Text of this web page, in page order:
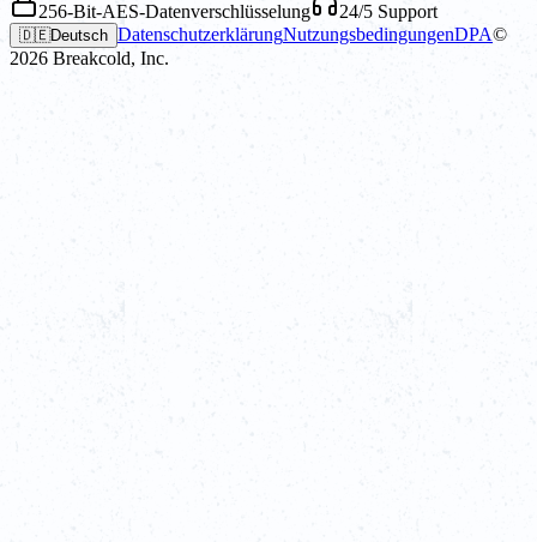
256-Bit-AES-Datenverschlüsselung 24/5 Support
🇩🇪Deutsch DatenschutzerklärungNutzungsbedingungenDPA©
2026 Breakcold, Inc.